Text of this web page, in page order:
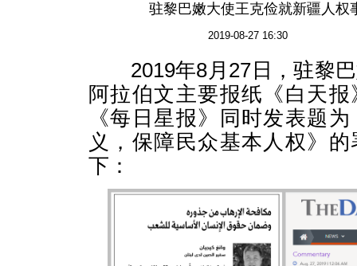
驻黎巴嫩大使王克俭就新疆人权
2019-08-27 16:30
2019年8月27日，驻黎巴
阿拉伯文主要报纸《白天
《每日星报》同时发表题
义，保障民众基本人权》
下：